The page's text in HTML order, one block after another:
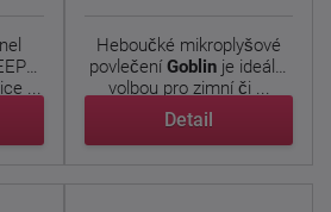
...
Heboučké mikroplyšové
povlečeníGoblin je ideální
volbou pro zimní či ...
Detail